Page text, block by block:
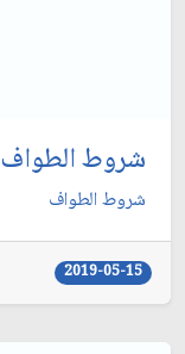
شروط الطواف
شروط الطواف
2019-05-15